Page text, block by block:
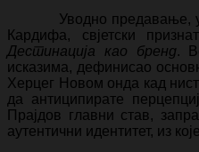
Уводно предавање,
Кардифа, свјетски
Дестинација као бренд.
исказима, дефинисао
Херцег Новом онда кад
да антиципирате
Прајдов главни став,
аутентични идентитет, из